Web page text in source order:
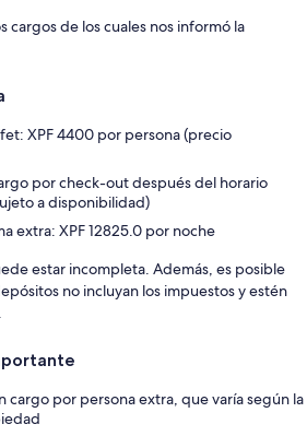
cargos de los cuales nos informó la
XPF 4400 por persona (precio
por check-out después del horario
a disponibilidad)
extra: XPF 12825.0 por noche
estar incompleta. Además, es posible
no incluyan los impuestos y estén
cargo por persona extra, que varía según la